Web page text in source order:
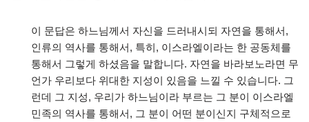
이 문답은 하느님께서 자신을 드러내시되 자연을 통해서,
인류의 역사를 통해서, 특히, 이스라엘이라는 한 공동체를
통해서 그렇게 하셨음을 말합니다. 자연을 바라보노라면 무
언가 우리보다 위대한 지성이 있음을 느낄 수 있습니다. 그
런데 그 지성, 우리가 하느님이라 부르는 그 분이 이스라엘
민족의 역사를 통해서, 그 분이 어떤 분이신지 구체적으로